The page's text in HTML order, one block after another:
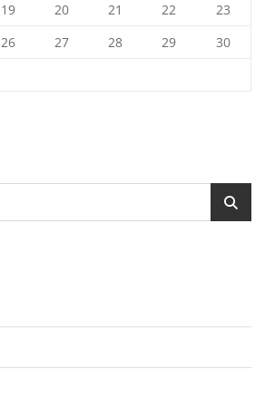
19 20 21 22
23
26 27 28 29
30